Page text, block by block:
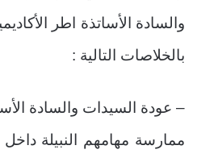
والسادة الأساتذة اطر
بالخلاصات التالية :
– عودة السيدات والسادة
ممارسة مهامهم النبيلة